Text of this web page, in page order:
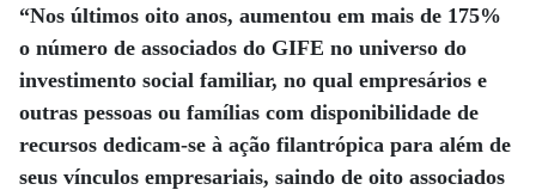
“Nos últimos oito anos, aumentou em mais de 175%
o número de associados do GIFE no universo do
investimento social familiar, no qual empresários e
outras pessoas ou famílias com disponibilidade de
recursos dedicam-se à ação filantrópica para além de
seus vínculos empresariais, saindo de oito associados